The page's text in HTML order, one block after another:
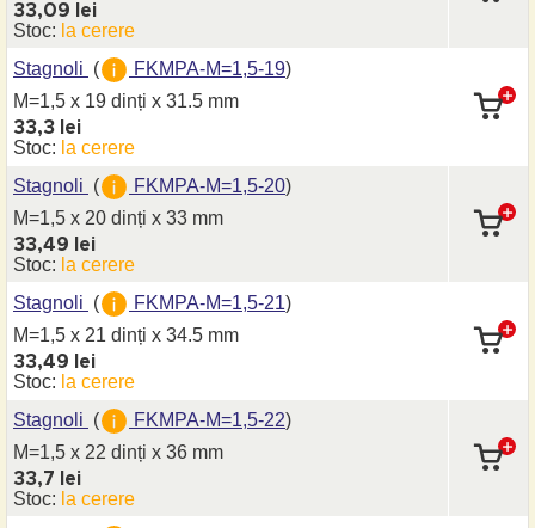
33,09 lei
Stoc: la cerere
Stagnoli ( FKMPA-M=1,5-19)
M=1,5 x 19 dinți x 31.5 mm
33,3 lei
Stoc: la cerere
Stagnoli ( FKMPA-M=1,5-20)
M=1,5 x 20 dinți x 33 mm
33,49 lei
Stoc: la cerere
Stagnoli ( FKMPA-M=1,5-21)
M=1,5 x 21 dinți x 34.5 mm
33,49 lei
Stoc: la cerere
Stagnoli ( FKMPA-M=1,5-22)
M=1,5 x 22 dinți x 36 mm
33,7 lei
Stoc: la cerere